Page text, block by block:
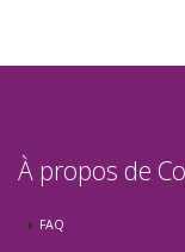
À propos de
FAQ